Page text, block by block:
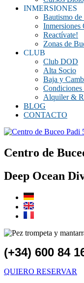
INMERSIONES
Bautismo de
Inmersiones
Reactívate!
Zonas de
CLUB
Club DOD
Alta Socio
Baja y
Alquiler &
BLOG
CONTACTO
Centro de
Deep Ocean
(+34) 600 84
QUIERO RESERVAR